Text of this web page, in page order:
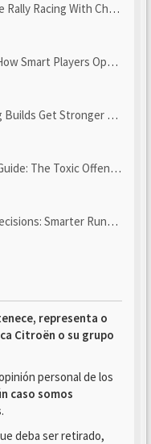
With Challenging Track...
Optimize Gear, Build...
With u4gm’s Ice C...
Offensive Scheme Your ...
Smarter Runs With U4N
representa o
Citroën o su grupo
personal de los
caso somos
.
deba ser retirado,